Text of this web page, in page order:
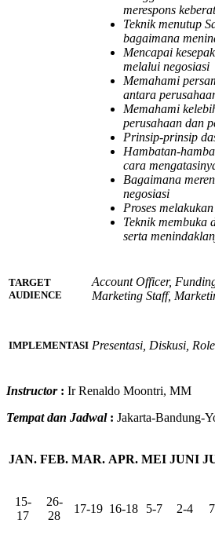
merespons
Teknik menutup
bagaimana
Mencapai
melalui negosiasi
Memahami
antara
Memahami
perusahaan dan
Prinsip-prinsip
Hambatan-
cara
Bagaimana
negosiasi
Proses
Teknik membuka
serta
TARGET
AUDIENCE
Account Officer,
Marketing Staff,
IMPLEMENTASI Presentasi, Diskusi,
Instructor: Ir Renaldo Moontri, MM
Tempat dan Jadwal: Jakarta-Bandung-
JAN. FEB. MAR. APR. MEI JUNI
15-
17
26-
28
17-19 16-18 5-7 2-4